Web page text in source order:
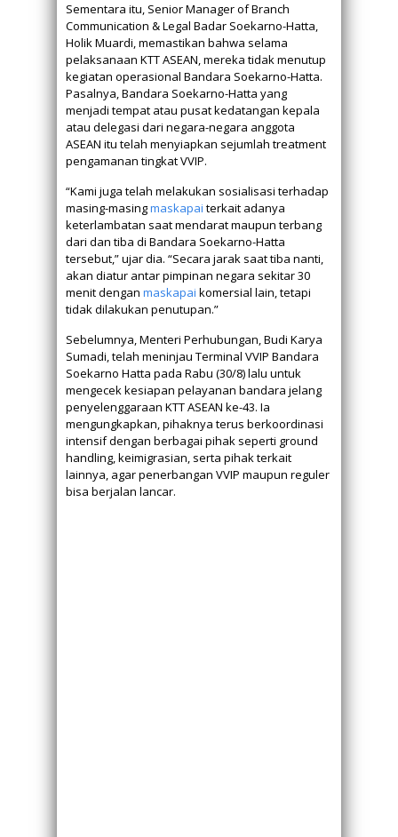
Sementara itu, Senior Manager of Branch
Communication & Legal Badar Soekarno-Hatta,
Holik Muardi, memastikan bahwa selama
pelaksanaan KTT ASEAN, mereka tidak menutup
kegiatan operasional Bandara Soekarno-Hatta.
Pasalnya, Bandara Soekarno-Hatta yang
menjadi tempat atau pusat kedatangan kepala
atau delegasi dari negara-negara anggota
ASEAN itu telah menyiapkan sejumlah treatment
pengamanan tingkat VVIP.
“Kami juga telah melakukan sosialisasi terhadap
masing-masingmaskapai terkait adanya
keterlambatan saat mendarat maupun terbang
dari dan tiba di Bandara Soekarno-Hatta
tersebut,” ujar dia. “Secara jarak saat tiba nanti,
akan diatur antar pimpinan negara sekitar 30
menit dengan maskapai komersial lain, tetapi
tidak dilakukan penutupan.”
Sebelumnya, Menteri Perhubungan, Budi Karya
Sumadi, telah meninjau Terminal VVIP Bandara
Soekarno Hatta pada Rabu (30/8) lalu untuk
mengecek kesiapan pelayanan bandara jelang
penyelenggaraan KTT ASEAN ke-43. Ia
mengungkapkan, pihaknya terus berkoordinasi
intensif dengan berbagai pihak seperti ground
handling, keimigrasian, serta pihak terkait
lainnya, agar penerbangan VVIP maupun reguler
bisa berjalan lancar.